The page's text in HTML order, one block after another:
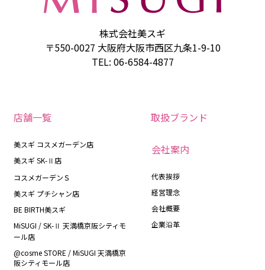
株式会社美スギ
〒550-0027 大阪府大阪市西区九条1-9-10
TEL: 06-6584-4877
店舗一覧
美スギ コスメガーデン店
美スギ SK-Ⅱ店
コスメガーデンＳ
美スギ プチシャン店
BE BIRTH美スギ
MiSUGI / SK-Ⅱ 天満橋京阪シティモ
ール店
@cosme STORE / MiSUGI 天満橋京
阪シティモール店
取扱ブランド
会社案内
代表挨拶
経営理念
会社概要
企業沿革